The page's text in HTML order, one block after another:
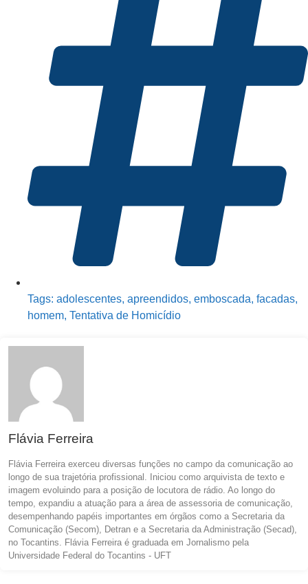
Tags: adolescentes, apreendidos, emboscada, facadas,
homem, Tentativa de Homicídio
Flávia Ferreira
Flávia Ferreira exerceu diversas funções no campo da comunicação ao
longo de sua trajetória profissional. Iniciou como arquivista de texto e
imagem evoluindo para a posição de locutora de rádio. Ao longo do
tempo, expandiu a atuação para a área de assessoria de comunicação,
desempenhando papéis importantes em órgãos como a Secretaria da
Comunicação (Secom), Detran e a Secretaria da Administração (Secad),
no Tocantins. Flávia Ferreira é graduada em Jornalismo pela
Universidade Federal do Tocantins - UFT